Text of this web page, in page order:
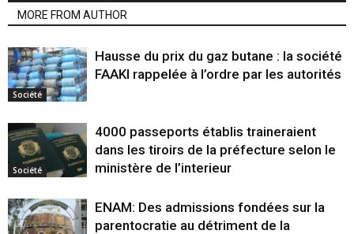
MORE FROM AUTHOR
Société
Hausse du prix du gaz butane : la société
FAAKI rappelée à l’ordre par les autorités
Société
4000 passeports établis traineraient
dans les tiroirs de la préfecture selon le
ministère de l’interieur
ENAM: Des admissions fondées sur la
parentocratie au détriment de la